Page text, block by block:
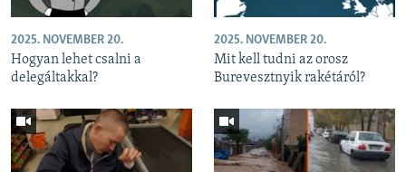
2025. NOVEMBER 20.
Hogyan lehet csalni a
delegáltakkal?
2025. NOVEMBER 20.
Mit kell tudni az orosz
Burevesztnyik rakétáról?